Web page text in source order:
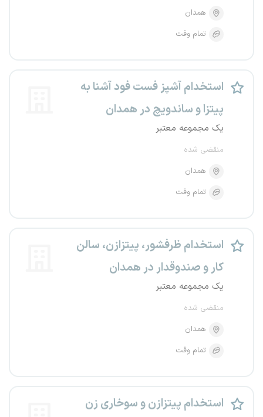
همدان
تمام وقت
استخدام آشپز فست فود آشنا به
پیتزا و ساندویچ در همدان
یک مجموعه معتبر
منقضی شده
همدان
تمام وقت
استخدام ظرفشور، پیتزازن، سالن
کار و صندوقدار در همدان
یک مجموعه معتبر
منقضی شده
همدان
تمام وقت
استخدام پیتزازن و سوخاری زن